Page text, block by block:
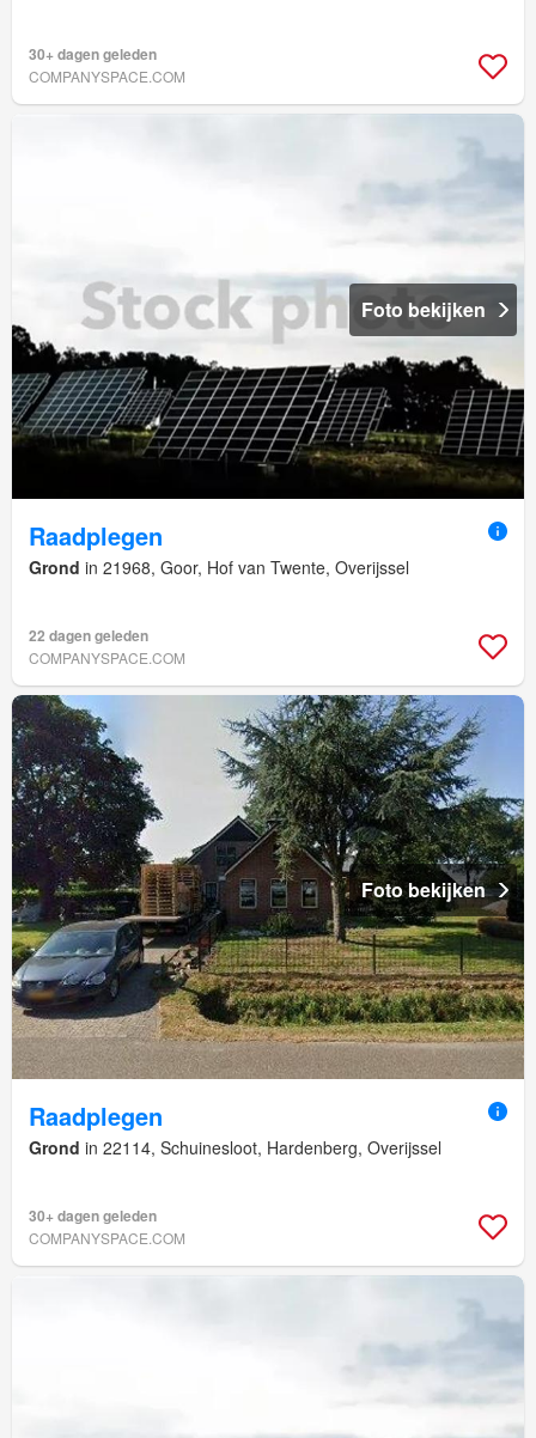
30+ dagen geleden
COMPANYSPACE.COM
Foto bekijken
Raadplegen
Grond in 21968, Goor, Hof van Twente, Overijssel
22 dagen geleden
COMPANYSPACE.COM
Foto bekijken
Raadplegen
Grond in 22114, Schuinesloot, Hardenberg, Overijssel
30+ dagen geleden
COMPANYSPACE.COM